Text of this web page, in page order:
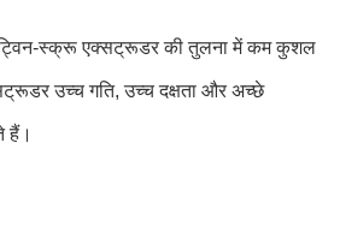
स्क्रू एक्सट्रूडर की तुलना में कम कुशल
उच्च गति, उच्च दक्षता और अच्छे
हैं।